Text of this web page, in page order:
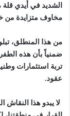
الشديد في أيدي قلة
مخاوف متزايدة من
من هذا المنطلق،
ضمنياً بأن هذه
تربة استثمارات
عقود.
لا يبدو هذا